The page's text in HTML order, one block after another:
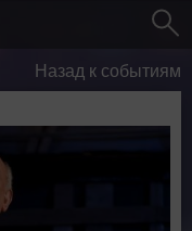
Назад к событиям